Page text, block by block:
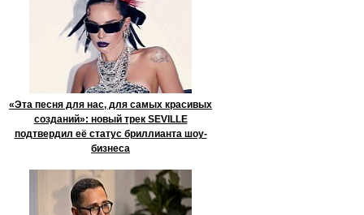
«Эта песня для нас, для самых красивых
созданий»: новый трек SEVILLE
подтвердил её статус бриллианта шоу-
бизнеса